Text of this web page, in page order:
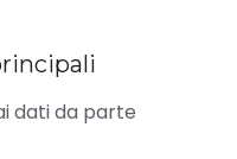
dati da parte